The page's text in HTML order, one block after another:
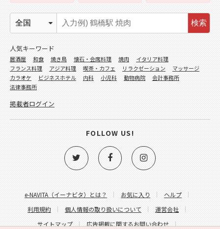
e-NAVITA（イーナビタ）とは？ お気に入り
ヘルプ
利用規約
個人情報の取り扱いについて
運営会社
サイトマップ
広告掲載に関するお問い合わせ
検索
人気キーワード
居酒屋 和食 焼き鳥 懐石・会席料理 焼肉
イタリア料理
フランス料理
アジア料理 喫茶・カフェ リラクゼーション
マッサージ
カラオケ
ビジネスホテル 内科 小児科 動物病院
会計事務所
法律事務所
掲載者ログイン
FOLLOW US!